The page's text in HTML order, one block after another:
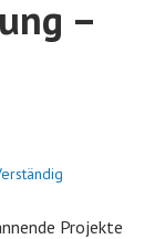
–
Projekte